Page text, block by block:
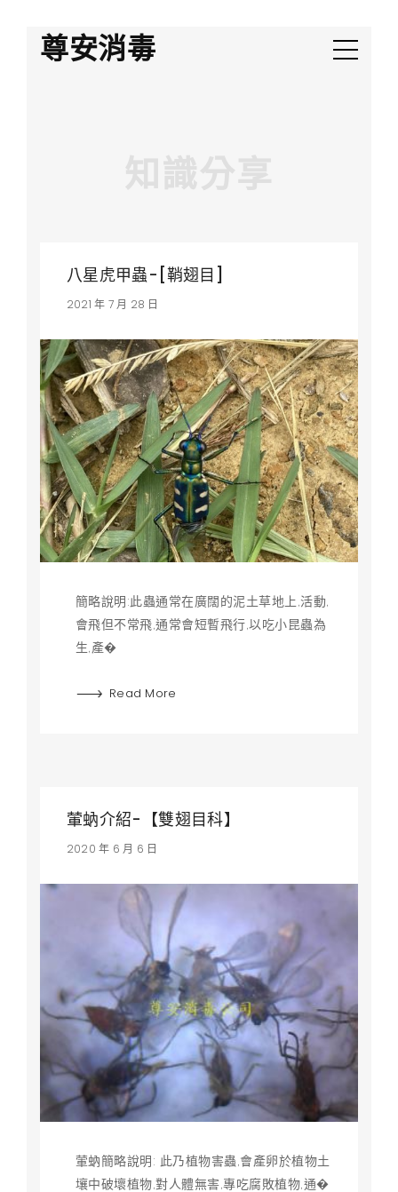
尊安消毒
八星虎甲蟲-[鞘翅目]
2021 年 7 月 28 日
簡略說明:此蟲通常在廣闊的泥土草地上,活動,
會飛但不常飛,通常會短暫飛行,以吃小昆蟲為
生,產�
Read More
葷蚋介紹-【雙翅目科】
2020 年 6 月 6 日
葷蚋簡略說明: 此乃植物害蟲,會產卵於植物土
壤中破壞植物,對人體無害,專吃腐敗植物,通�